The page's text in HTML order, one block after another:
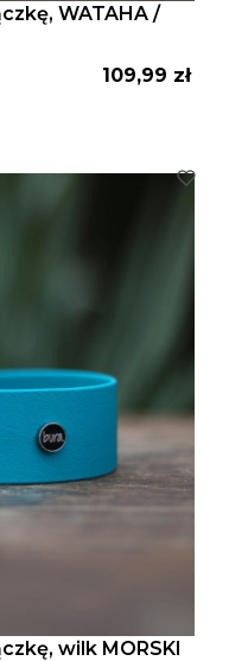
WATAHA /
Cena
109,99 zł
wilk MORSKI